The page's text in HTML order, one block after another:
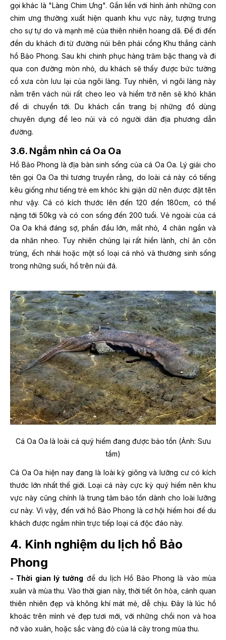
gọi khác là "Làng Chim Ưng". Gắn liền với hình ảnh những con
chim ưng thường xuất hiện quanh khu vực này, tượng trưng
cho sự tự do và mạnh mẽ của thiên nhiên hoang dã. Để đi đến
đền du khách đi từ đường núi bên phải cổng Khu thắng cảnh
hồ Bảo Phong. Sau khi chinh phục hàng trăm bậc thang và đi
qua con đường mòn nhỏ, du khách sẽ thấy được bức tường
cổ xưa còn lưu lại của ngôi làng. Tuy nhiên, vì ngôi làng này
nằm trên vách núi rất cheo leo và hiểm trở nên sẽ khó khăn
để di chuyển tới. Du khách cần trang bị những đồ dùng
chuyên dụng để leo núi và có người dân địa phương dẫn
đường.
3.6. Ngắm nhìn cá Oa Oa
Hồ Bảo Phong là địa bàn sinh sống của cá Oa Oa. Lý giải cho
tên gọi Oa Oa thì tương truyền rằng, do loài cá này có tiếng
kêu giống như tiếng trẻ em khóc khi giận dữ nên được đặt tên
như vậy. Cá có kích thước lên đến 120 đến 180cm, có thể
nặng tới 50kg và có con sống đến 200 tuổi. Vẻ ngoài của cá
Oa Oa khá đáng sợ, phần đầu lớn, mắt nhỏ, 4 chân ngắn và
da nhăn nheo. Tuy nhiên chúng lại rất hiền lành, chỉ ăn côn
trùng, ếch nhái hoặc một số loại cá nhỏ và thường sinh sống
trong những suối, hồ trên núi đá.
Cá Oa Oa là loài cá quý hiếm đang được bảo tồn (Ảnh: Sưu
tầm)
Cá Oa Oa hiện nay đang là loài kỳ giông và lưỡng cư có kích
thước lớn nhất thế giới. Loại cá này cực kỳ quý hiếm nên khu
vực này cũng chính là trung tâm bảo tồn dành cho loài lưỡng
cư này. Vì vậy, đến với hồ Bảo Phong là cơ hội hiếm hoi để du
khách được ngắm nhìn trực tiếp loại cá độc đáo này.
4. Kinh nghiệm du lịch hồ Bảo
Phong
- Thời gian lý tưởng để du lịch Hồ Bảo Phong là vào mùa
xuân và mùa thu. Vào thời gian này, thời tiết ôn hòa, cảnh quan
thiên nhiên đẹp và không khí mát mẻ, dễ chịu. Đây là lúc hồ
khoác trên mình vẻ đẹp tươi mới, với những chồi non và hoa
nở vào xuân, hoặc sắc vàng đỏ của lá cây trong mùa thu.